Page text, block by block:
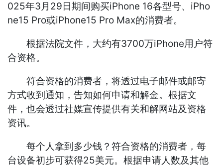
025年3月29日期间购买iPhone 16各型号、iPho
ne15 Pro或iPhone15 Pro Max的消费者。
根据法院文件，大约有3700万iPhone用户符
合资格。
符合资格的消费者，将透过电子邮件或邮寄
方式收到通知，告知如何申请和解金。根据文
件，也会透过社媒宣传提供有关和解网站及资格
资讯。
每个人拿到多少钱？符合资格的消费者，每
台设备初步可获得25美元。根据申请人数及其他